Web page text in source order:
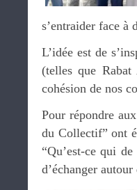
s’entraider face à
L’idée est de
(telles que Rabat
cohésion de nos
Pour répondre
du Collectif” ont
“Qu’est-ce qui
d’échanger